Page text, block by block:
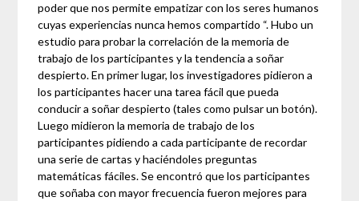
poder que nos permite empatizar con los seres humanos
cuyas experiencias nunca hemos compartido “. Hubo un
estudio para probar la correlación de la memoria de
trabajo de los participantes y la tendencia a soñar
despierto. En primer lugar, los investigadores pidieron a
los participantes hacer una tarea fácil que pueda
conducir a soñar despierto (tales como pulsar un botón).
Luego midieron la memoria de trabajo de los
participantes pidiendo a cada participante de recordar
una serie de cartas y haciéndoles preguntas
matemáticas fáciles. Se encontró que los participantes
que soñaba con mayor frecuencia fueron mejores para